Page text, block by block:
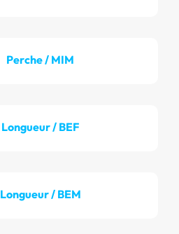
Perche / MIM
Longueur / BEF
Longueur / BEM